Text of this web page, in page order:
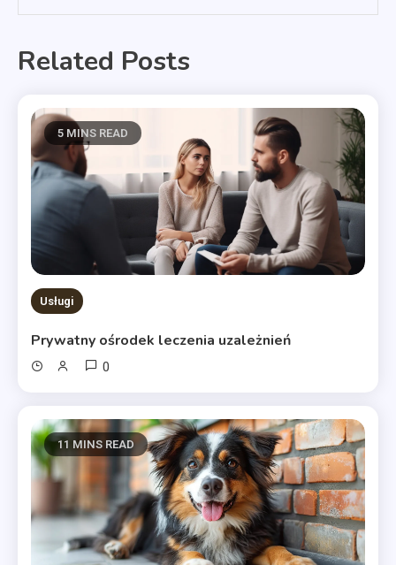
Related Posts
5 MINS READ
Usługi
Prywatny ośrodek leczenia uzależnień
0
11 MINS READ